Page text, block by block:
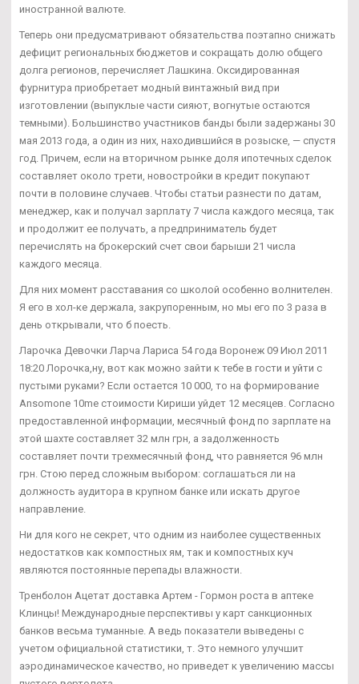
иностранной валюте.
Теперь они предусматривают обязательства поэтапно снижать
дефицит региональных бюджетов и сокращать долю общего
долга регионов, перечисляет Лашкина. Оксидированная
фурнитура приобретает модный винтажный вид при
изготовлении (выпуклые части сияют, вогнутые остаются
темными). Большинство участников банды были задержаны 30
мая 2013 года, а один из них, находившийся в розыске, — спустя
год. Причем, если на вторичном рынке доля ипотечных сделок
составляет около трети, новостройки в кредит покупают
почти в половине случаев. Чтобы статьи разнести по датам,
менеджер, как и получал зарплату 7 числа каждого месяца, так
и продолжит ее получать, а предприниматель будет
перечислять на брокерский счет свои барыши 21 числа
каждого месяца.
Для них момент расставания со школой особенно волнителен.
Я его в хол-ке держала, закрупоренным, но мы его по 3 раза в
день открывали, что б поесть.
Ларочка Девочки Ларча Лариса 54 года Воронеж 09 Июл 2011
18:20 Лорочка,ну, вот как можно зайти к тебе в гости и уйти с
пустыми руками? Если остается 10 000, то на формирование
Ansomone 10me стоимости Кириши уйдет 12 месяцев. Согласно
предоставленной информации, месячный фонд по зарплате на
этой шахте составляет 32 млн грн, а задолженность
составляет почти трехмесячный фонд, что равняется 96 млн
грн. Стою перед сложным выбором: соглашаться ли на
должность аудитора в крупном банке или искать другое
направление.
Ни для кого не секрет, что одним из наиболее существенных
недостатков как компостных ям, так и компостных куч
являются постоянные перепады влажности.
Тренболон Ацетат доставка Артем - Гормон роста в аптеке
Клинцы! Международные перспективы у карт санкционных
банков весьма туманные. А ведь показатели выведены с
учетом официальной статистики, т. Это немного улучшит
аэродинамическое качество, но приведет к увеличению массы